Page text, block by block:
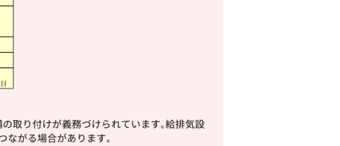
取り付けが義務づけられています｡給排気設
ながる場合があります｡